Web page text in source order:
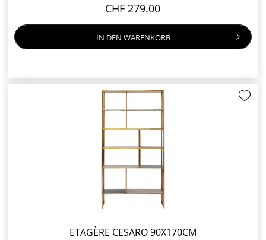
CHF 279.00
IN DEN WARENKORB
ETAGÈRE CESARO 90X170CM